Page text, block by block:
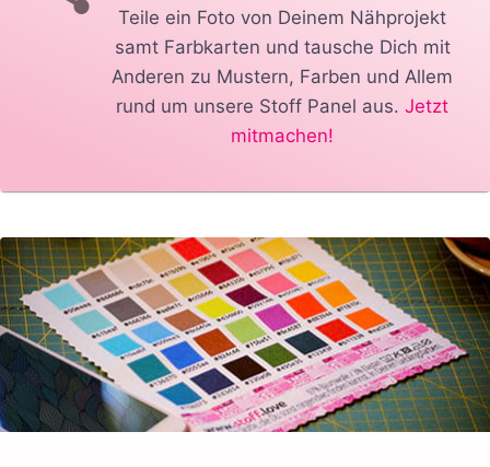
Teile ein Foto von Deinem Nähprojekt
samt Farbkarten und tausche Dich mit
Anderen zu Mustern, Farben und Allem
rund um unsere Stoff Panel aus. Jetzt
mitmachen!